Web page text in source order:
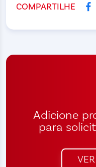
COMPARTILHE
Adicione
para